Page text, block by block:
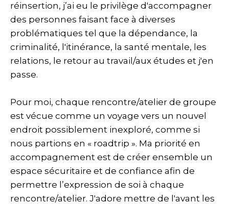
réinsertion, j’ai eu le privilège d'accompagner
des personnes faisant face à diverses
problématiques tel que la dépendance, la
criminalité, l'itinérance, la santé mentale, les
relations, le retour au travail/aux études et j'en
passe.
Pour moi, chaque rencontre/atelier de groupe
est vécue comme un voyage vers un nouvel
endroit possiblement inexploré, comme si
nous partions en « roadtrip ». Ma priorité en
accompagnement est de créer ensemble un
espace sécuritaire et de confiance afin de
permettre l’expression de soi à chaque
rencontre/atelier. J'adore mettre de l'avant les